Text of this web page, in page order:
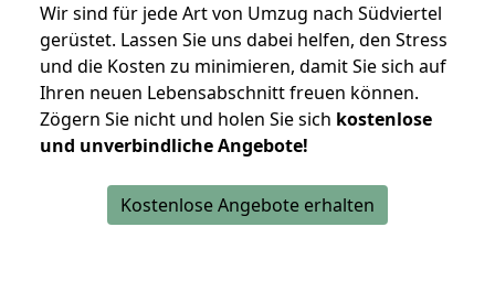
Wir sind für jede Art von Umzug nach Südviertel
gerüstet. Lassen Sie uns dabei helfen, den Stress
und die Kosten zu minimieren, damit Sie sich auf
Ihren neuen Lebensabschnitt freuen können.
Zögern Sie nicht und holen Sie sich kostenlose
und unverbindliche Angebote!
Kostenlose Angebote erhalten